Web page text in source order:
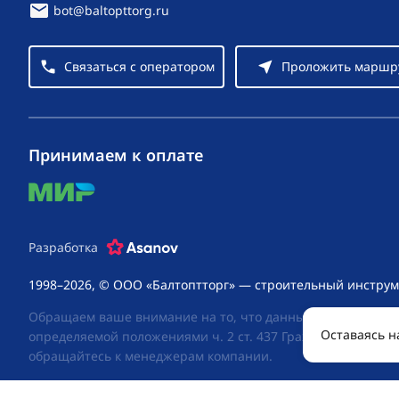
bot@baltopttorg.ru
Связаться с оператором Проложить
1998–2026, © ООО «Балтоптторг» — строительный
Обращаем ваше внимание на то, что данный интернет-
определяемой положениями ч. 2 ст. 437 Гражданского
обращайтесь к менеджерам компании.
Принимаем к оплате
mir
Разработка
Оставаясь